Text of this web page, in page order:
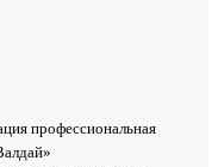
профессиональная